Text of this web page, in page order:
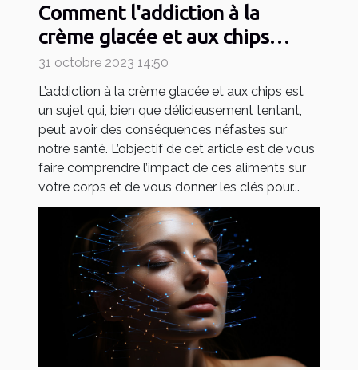
Comment l'addiction à la
crème glacée et aux chips
affecte notre santé
31 octobre 2023 14:50
L’addiction à la crème glacée et aux chips est
un sujet qui, bien que délicieusement tentant,
peut avoir des conséquences néfastes sur
notre santé. L’objectif de cet article est de vous
faire comprendre l’impact de ces aliments sur
votre corps et de vous donner les clés pour...